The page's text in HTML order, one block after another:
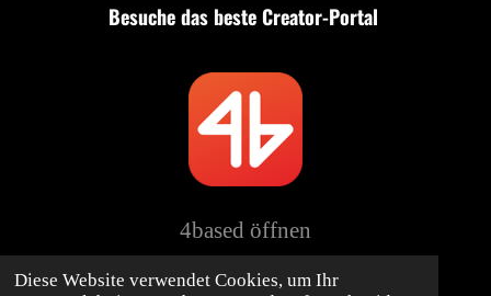
Diese Website verwendet Cookies, um Ihr
Besuche das beste Creator-Portal
4based öffnen